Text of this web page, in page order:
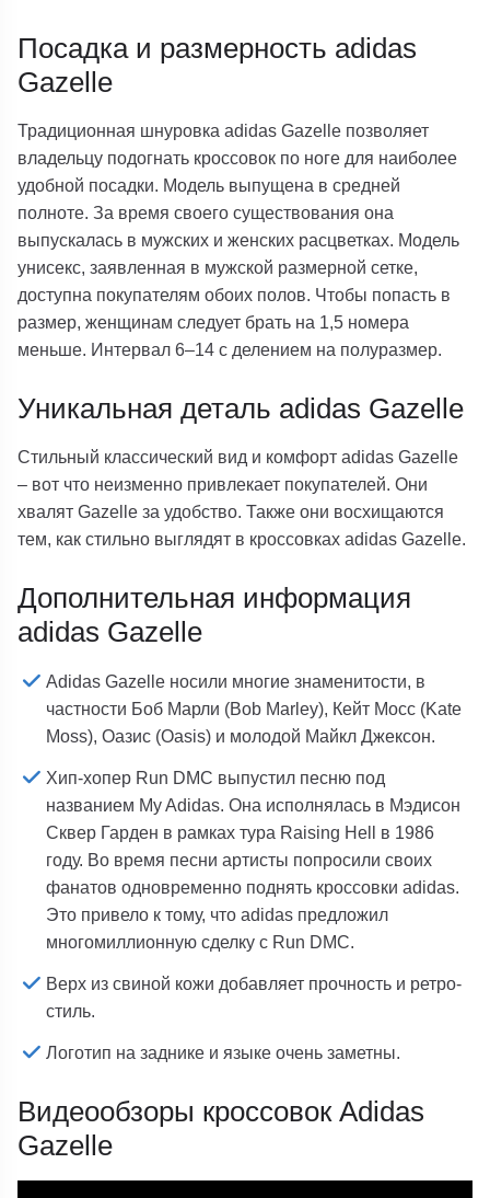
Посадка и размерность adidas
Gazelle
Традиционная шнуровка adidas Gazelle позволяет
владельцу подогнать кроссовок по ноге для наиболее
удобной посадки. Модель выпущена в средней
полноте. За время своего существования она
выпускалась в мужских и женских расцветках. Модель
унисекс, заявленная в мужской размерной сетке,
доступна покупателям обоих полов. Чтобы попасть в
размер, женщинам следует брать на 1,5 номера
меньше. Интервал 6–14 с делением на полуразмер.
Уникальная деталь adidas Gazelle
Стильный классический вид и комфорт adidas Gazelle
– вот что неизменно привлекает покупателей. Они
хвалят Gazelle за удобство. Также они восхищаются
тем, как стильно выглядят в кроссовках adidas Gazelle.
Дополнительная информация
adidas Gazelle
Adidas Gazelle носили многие знаменитости, в
частности Боб Марли (Bob Marley), Кейт Мосс (Kate
Moss), Оазис (Oasis) и молодой Майкл Джексон.
Хип-хопер Run DMC выпустил песню под
названием My Adidas. Она исполнялась в Мэдисон
Сквер Гарден в рамках тура Raising Hell в 1986
году. Во время песни артисты попросили своих
фанатов одновременно поднять кроссовки adidas.
Это привело к тому, что adidas предложил
многомиллионную сделку с Run DMC.
Верх из свиной кожи добавляет прочность и ретро-
стиль.
Логотип на заднике и языке очень заметны.
Видеообзоры кроссовок Adidas
Gazelle